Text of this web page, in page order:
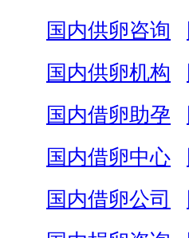
国内供卵咨询
国内供卵机构
国内借卵助孕
国内借卵中心
国内借卵公司